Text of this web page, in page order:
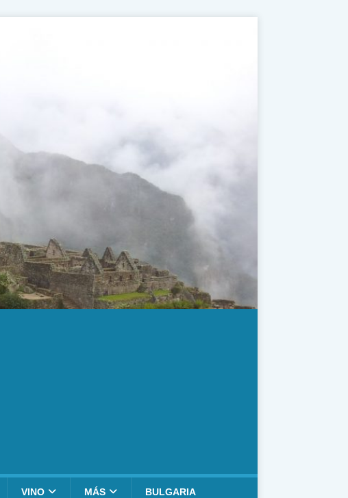
VINO MÁS BULGARIA